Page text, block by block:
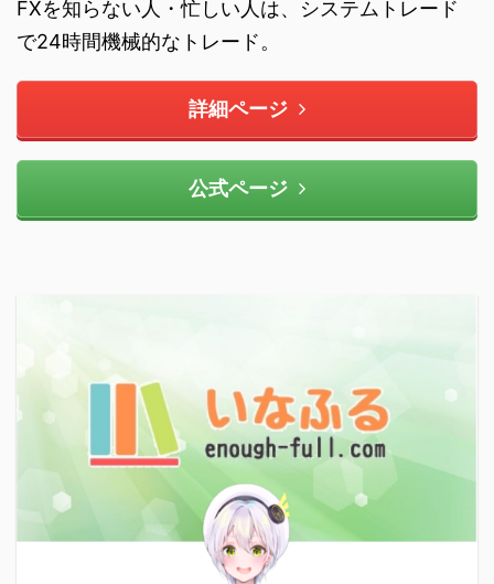
FXを知らない人・忙しい人は、システムトレード
で24時間機械的なトレード。
詳細ページ
公式ページ